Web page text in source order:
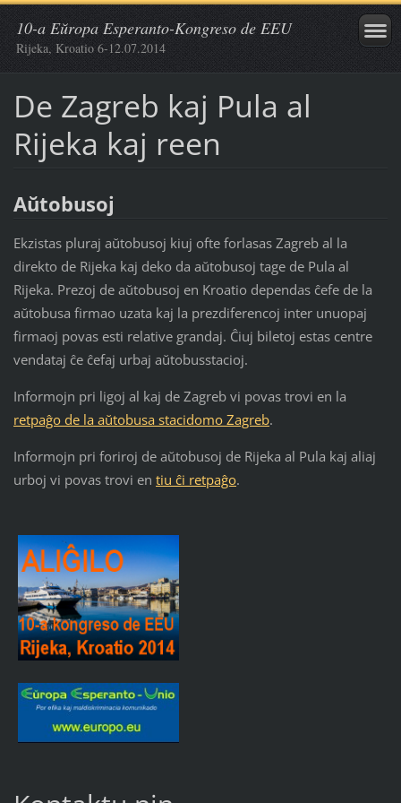
10-a Eŭropa Esperanto-Kongreso de EEU
Rijeka, Kroatio 6-12.07.2014
De Zagreb kaj Pula al
Rijeka kaj reen
Aŭtobusoj
Ekzistas pluraj aŭtobusoj kiuj ofte forlasas Zagreb al la
direkto de Rijeka kaj deko da aŭtobusoj tage de Pula al
Rijeka. Prezoj de aŭtobusoj en Kroatio dependas ĉefe de la
aŭtobusa firmao uzata kaj la prezdiferencoj inter unuopaj
firmaoj povas esti relative grandaj. Ĉiuj biletoj estas centre
vendataj ĉe ĉefaj urbaj aŭtobusstacioj.
Informojn pri ligoj al kaj de Zagreb vi povas trovi en la
retpaĝo de la aŭtobusa stacidomo Zagreb.
Informojn pri foriroj de aŭtobusoj de Rijeka al Pula kaj aliaj
urboj vi povas trovi en tiu ĉi retpaĝo.